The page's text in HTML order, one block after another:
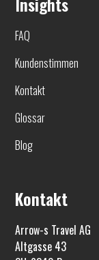
FAQ
Kundenstimmen
Kontakt
Glossar
Blog
Kontakt
Arrow-s Travel AG
Altgasse 43